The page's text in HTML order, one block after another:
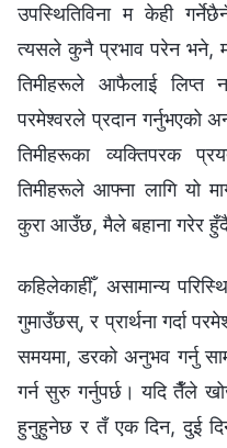
उपस्थितिविना म केही
त्यसले कुनै प्रभाव परेन भने,
तिमीहरूले आफैलाई लिप्त
परमेश्‍वरले प्रदान गर्नुभएको
तिमीहरूका व्यक्तिपरक
तिमीहरूले आफ्ना लागि यो
कुरा आउँछ, मैले बहाना गरेर
कहिलेकाहीँ, असामान्य
गुमाउँछस्, र प्रार्थना गर्दा
समयमा, डरको अनुभव गर्नु
गर्न सुरु गर्नुपर्छ। यदि तैँले
हुनुहुनेछ र तँ एक दिन, दुई